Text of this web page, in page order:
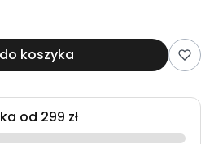
koszyka
od 299 zł